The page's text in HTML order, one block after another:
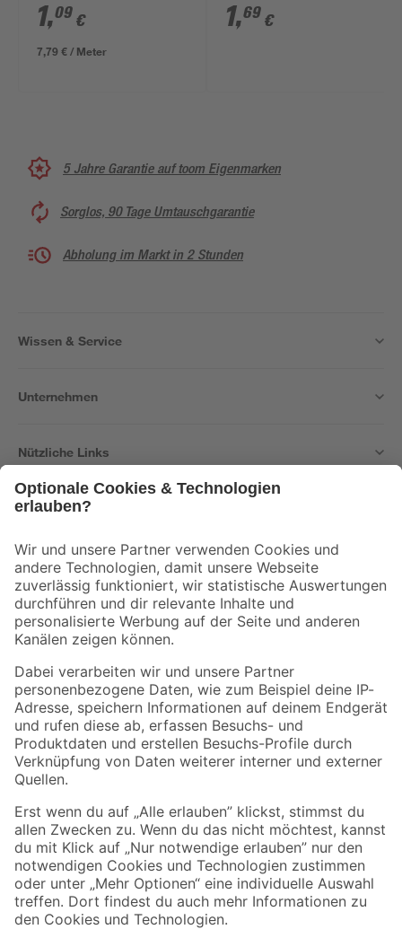
1,09 €
7,79 € / Meter
1,69 €
5 Jahre Garantie auf toom Eigenmarken
Sorglos, 90 Tage Umtauschgarantie
Abholung im Markt in 2 Stunden
Wissen & Service
Unternehmen
Nützliche Links
Der toom Newsletter: Keine Angebote und Aktionen mehr verpassen!
Zur Newsletter Anmeldung
Folge uns
Zahlungsarten Versandarten
Sicher einkaufen
Jetzt die toom-App herunterladen